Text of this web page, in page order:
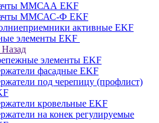
ММСАА EKF
ММСАС-Ф EKF
активные EKF
элементы EKF
Назад
элементы EKF
фасадные EKF
под черепицу (профлист)
кровельные EKF
на конек регулируемые